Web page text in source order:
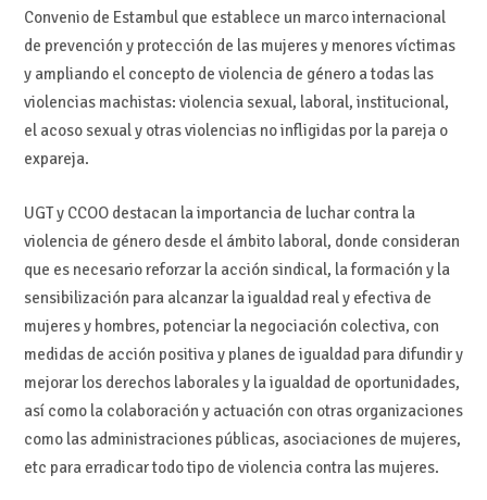
Convenio de Estambul que establece un marco internacional
de prevención y protección de las mujeres y menores víctimas
y ampliando el concepto de violencia de género a todas las
violencias machistas: violencia sexual, laboral, institucional,
el acoso sexual y otras violencias no infligidas por la pareja o
expareja.
UGT y CCOO destacan la importancia de luchar contra la
violencia de género desde el ámbito laboral, donde consideran
que es necesario reforzar la acción sindical, la formación y la
sensibilización para alcanzar la igualdad real y efectiva de
mujeres y hombres, potenciar la negociación colectiva, con
medidas de acción positiva y planes de igualdad para difundir y
mejorar los derechos laborales y la igualdad de oportunidades,
así como la colaboración y actuación con otras organizaciones
como las administraciones públicas, asociaciones de mujeres,
etc para erradicar todo tipo de violencia contra las mujeres.